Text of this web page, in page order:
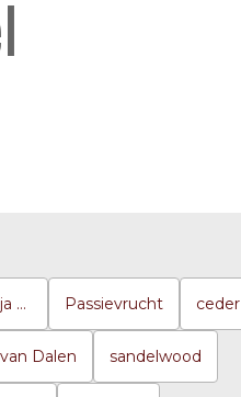
Passievrucht ceder
Dalen sandelwood